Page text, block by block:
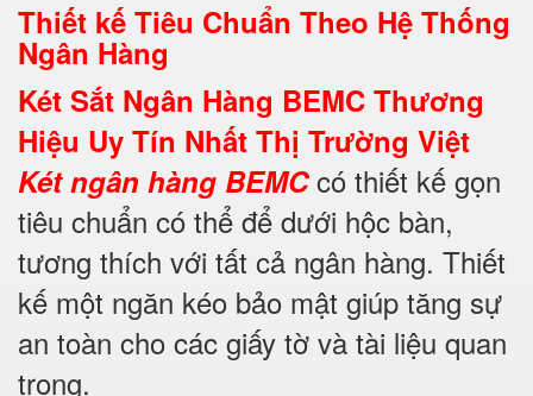
Thiết kế Tiêu Chuẩn Theo Hệ Thống
Ngân Hàng
Két Sắt Ngân Hàng BEMC Thương
Hiệu Uy Tín Nhất Thị Trường Việt
Két ngân hàng BEMCcó thiết kế gọn
tiêu chuẩn có thể để dưới hộc bàn,
tương thích với tất cả ngân hàng. Thiết
kế một ngăn kéo bảo mật giúp tăng sự
an toàn cho các giấy tờ và tài liệu quan
trọng.